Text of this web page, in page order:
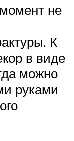
не
К
в виде
можно
руками